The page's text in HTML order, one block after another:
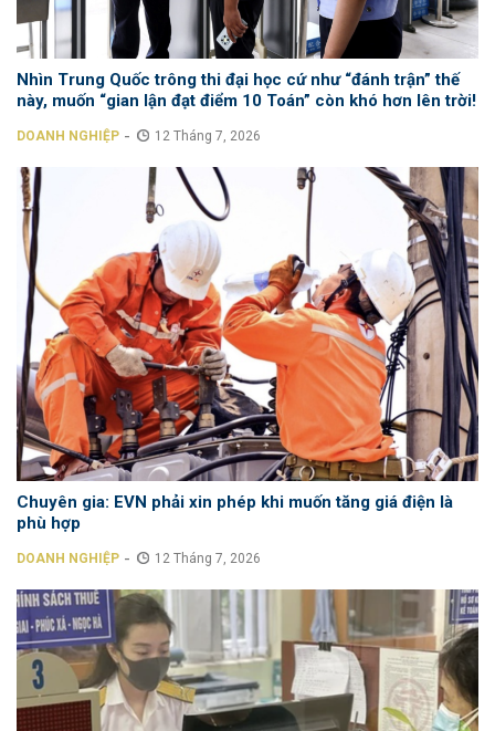
Nhìn Trung Quốc trông thi đại học cứ như “đánh trận” thế
này, muốn “gian lận đạt điểm 10 Toán” còn khó hơn lên trời!
DOANH NGHIỆP - 12 Tháng 7, 2026
Chuyên gia: EVN phải xin phép khi muốn tăng giá điện là
phù hợp
DOANH NGHIỆP - 12 Tháng 7, 2026